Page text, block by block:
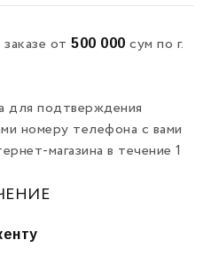
от 500 000 сум по г.
для подтверждения
номеру телефона с вами
магазина в течение 1